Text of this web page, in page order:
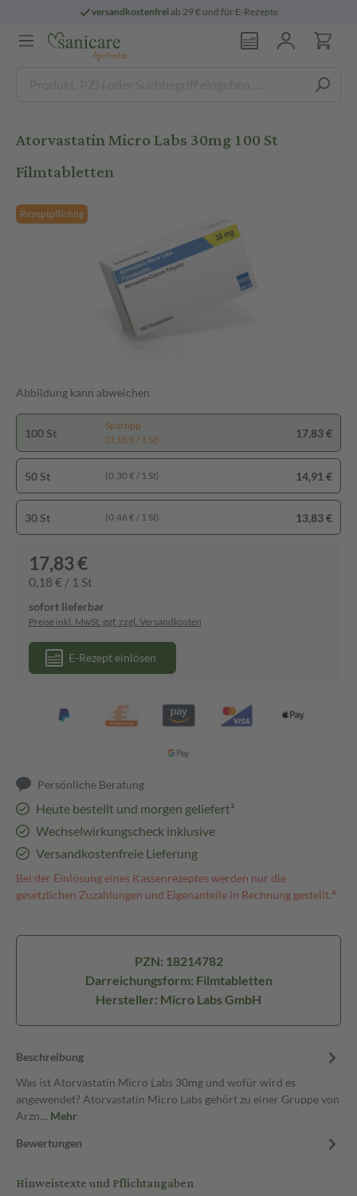
versandkostenfreiab 29 € und für E-Rezepte
Atorvastatin Micro Labs 30mg 100 St
Filmtabletten
Rezeptpflichtig
Abbildung kann abweichen
100 St
Spartipp
(0,18 € / 1 St)
17,83 €
50 St (0,30 € / 1 St) 14,91 €
30 St (0,46 € / 1 St) 13,83 €
17,83 €
0,18 € / 1 St
sofort lieferbar
Preise inkl. MwSt. ggf. zzgl. Versandkosten
E-Rezept einlösen
Persönliche Beratung
Heute bestellt und morgen geliefert³
Wechselwirkungscheck inklusive
Versandkostenfreie Lieferung
Bei der Einlösung eines Kassenrezeptes werden nur die
gesetzlichen Zuzahlungen und Eigenanteile in Rechnung gestellt.⁴
PZN: 18214782
Darreichungsform: Filmtabletten
Hersteller: Micro Labs GmbH
Beschreibung
Was ist Atorvastatin Micro Labs 30mg und wofür wird es
angewendet? Atorvastatin Micro Labs gehört zu einer Gruppe von
Arzn… Mehr
Bewertungen
Hinweistexte und Pflichtangaben